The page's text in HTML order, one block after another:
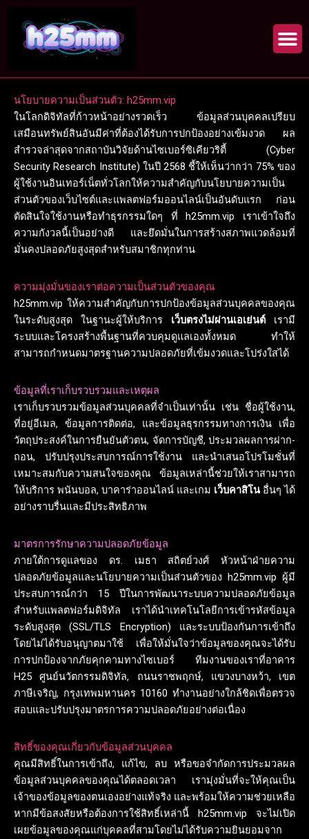
content
นโยบายความเป็นส่วนตัว: h25mm.vip
ในโลกดิจิทัลที่ก้าวหน้าอย่างรวดเร็ว ข้อมูลส่วนบุคคลเปรียบ
เสมือนทรัพย์สินอันมีค่าที่ต้องได้รับการปกป้องอย่างเข้มงวด ผล
สำรวจล่าสุดจากสถาบันวิจัยด้านไซเบอร์ซิเคียวริตี้ (Cyber
Security Research Institute) ในปี 2568 ชี้ให้เห็นว่ากว่า 75% ของ
ผู้ใช้งานอินเทอร์เน็ตทั่วโลกให้ความสำคัญกับนโยบายความเป็น
ส่วนตัวของเว็บไซต์และแพลตฟอร์มออนไลน์เป็นอันดับแรก ก่อน
ตัดสินใจใช้งานหรือทำธุรกรรมใดๆ ที่ h25mm.vip เราเข้าใจถึง
ความกังวลนี้เป็นอย่างดี และยึดมั่นในการสร้างสภาพแวดล้อมที่
มั่นคงปลอดภัยสูงสุดสำหรับสมาชิกทุกท่าน
ความมุ่งมั่นของเราต่อความเป็นส่วนตัวของคุณ
h25mm.vip ให้ความสำคัญกับการปกป้องข้อมูลส่วนบุคคลของคุณ
ในระดับสูงสุด ในฐานะผู้ให้บริการ เว็บตรงไม่ผ่านเอเย่นต์ เรามี
ระบบและโครงสร้างพื้นฐานที่ควบคุมดูแลเองทั้งหมด ทำให้
สามารถกำหนดมาตรฐานความปลอดภัยที่เข้มงวดและโปร่งใสได้
ข้อมูลที่เราเก็บรวบรวมและเหตุผล
เราเก็บรวบรวมข้อมูลส่วนบุคคลที่จำเป็นเท่านั้น เช่น ชื่อผู้ใช้งาน,
ที่อยู่อีเมล, ข้อมูลการติดต่อ, และข้อมูลธุรกรรมทางการเงิน เพื่อ
วัตถุประสงค์ในการยืนยันตัวตน, จัดการบัญชี, ประมวลผลการฝาก-
ถอน, ปรับปรุงประสบการณ์การใช้งาน และนำเสนอโปรโมชั่นที่
เหมาะสมกับความสนใจของคุณ ข้อมูลเหล่านี้ช่วยให้เราสามารถ
ให้บริการ พนันบอล, บาคาร่าออนไลน์ และเกม เว็บคาสิโนอื่นๆ ได้
อย่างราบรื่นและมีประสิทธิภาพ
มาตรการรักษาความปลอดภัยข้อมูล
ภายใต้การดูแลของ ดร. เมธา สถิตย์วงศ์ หัวหน้าฝ่ายความ
ปลอดภัยข้อมูลและนโยบายความเป็นส่วนตัวของ h25mm.vip ผู้มี
ประสบการณ์กว่า 15 ปีในการพัฒนาระบบความปลอดภัยข้อมูล
สำหรับแพลตฟอร์มดิจิทัล เราได้นำเทคโนโลยีการเข้ารหัสข้อมูล
ระดับสูงสุด (SSL/TLS Encryption) และระบบป้องกันการเข้าถึง
โดยไม่ได้รับอนุญาตมาใช้ เพื่อให้มั่นใจว่าข้อมูลของคุณจะได้รับ
การปกป้องจากภัยคุกคามทางไซเบอร์ ทีมงานของเราที่อาคาร
H25 ศูนย์นวัตกรรมดิจิทัล, ถนนราชพฤกษ์, แขวงบางหว้า, เขต
ภาษีเจริญ, กรุงเทพมหานคร 10160 ทำงานอย่างใกล้ชิดเพื่อตรวจ
สอบและปรับปรุงมาตรการความปลอดภัยอย่างต่อเนื่อง
สิทธิ์ของคุณเกี่ยวกับข้อมูลส่วนบุคคล
คุณมีสิทธิ์ในการเข้าถึง, แก้ไข, ลบ หรือขอจำกัดการประมวลผล
ข้อมูลส่วนบุคคลของคุณได้ตลอดเวลา เรามุ่งมั่นที่จะให้คุณเป็น
เจ้าของข้อมูลของตนเองอย่างแท้จริง และพร้อมให้ความช่วยเหลือ
หากมีข้อสงสัยหรือต้องการใช้สิทธิ์เหล่านี้ h25mm.vip จะไม่เปิด
เผยข้อมูลของคุณแก่บุคคลที่สามโดยไม่ได้รับความยินยอมจาก